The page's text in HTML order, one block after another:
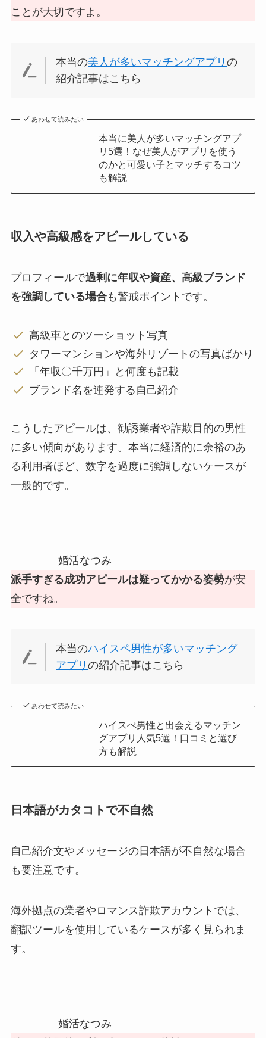
ことが大切ですよ。
本当の美人が多いマッチングアプリの
紹介記事はこちら
あわせて読みたい
本当に美人が多いマッチングアプ
リ5選！なぜ美人がアプリを使う
のかと可愛い子とマッチするコツ
も解説
収入や高級感をアピールしている
プロフィールで過剰に年収や資産、高級ブランド
を強調している場合も警戒ポイントです。
高級車とのツーショット写真
タワーマンションや海外リゾートの写真ばかり
「年収〇千万円」と何度も記載
ブランド名を連発する自己紹介
こうしたアピールは、勧誘業者や詐欺目的の男性
に多い傾向があります。本当に経済的に余裕のあ
る利用者ほど、数字を過度に強調しないケースが
一般的です。
婚活なつみ
派手すぎる成功アピールは疑ってかかる姿勢が安
全ですね。
本当のハイスペ男性が多いマッチング
アプリの紹介記事はこちら
あわせて読みたい
ハイスぺ男性と出会えるマッチン
グアプリ人気5選！口コミと選び
方も解説
日本語がカタコトで不自然
自己紹介文やメッセージの日本語が不自然な場合
も要注意です。
海外拠点の業者やロマンス詐欺アカウントでは、
翻訳ツールを使用しているケースが多く見られま
す。
婚活なつみ